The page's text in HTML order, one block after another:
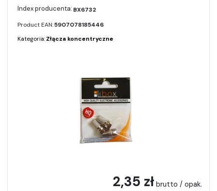
BX6732
Product EAN:5907078185446
Kategoria:Złącza koncentryczne
2,35 zł brutto / opak.